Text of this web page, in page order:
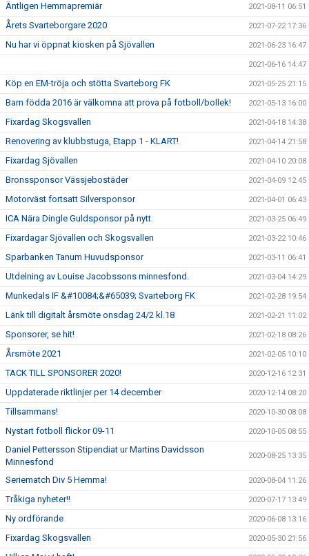
Äntligen Hemmapremiär 2021-08-11 06:51
Årets Svarteborgare 2020 2021-07-22 17:36
Nu har vi öppnat kiosken på Sjövallen 2021-06-23 16:47
2021-06-16 14:47
Köp en EM-tröja och stötta Svarteborg FK 2021-05-25 21:15
Barn födda 2016 är välkomna att prova på fotboll/bollek! 2021-05-13 16:00
Fixardag Skogsvallen 2021-04-18 14:38
Renovering av klubbstuga, Etapp 1 - KLART! 2021-04-14 21:58
Fixardag Sjövallen 2021-04-10 20:08
Bronssponsor Vässjebostäder 2021-04-09 12:45
Motorväst fortsatt Silversponsor 2021-04-01 06:43
ICA Nära Dingle Guldsponsor på nytt 2021-03-25 06:49
Fixardagar Sjövallen och Skogsvallen 2021-03-22 10:46
Sparbanken Tanum Huvudsponsor 2021-03-11 06:41
Utdelning av Louise Jacobssons minnesfond. 2021-03-04 14:29
Munkedals IF &#10084;&#65039; Svarteborg FK 2021-02-28 19:54
Länk till digitalt årsmöte onsdag 24/2 kl.18 2021-02-21 11:02
Sponsorer, se hit! 2021-02-18 08:26
Årsmöte 2021 2021-02-05 10:10
TACK TILL SPONSORER 2020! 2020-12-16 12:31
Uppdaterade riktlinjer per 14 december 2020-12-14 08:20
Tillsammans! 2020-10-30 08:08
Nystart fotboll flickor 09-11 2020-10-05 08:55
Daniel Pettersson Stipendiat ur Martins Davidsson
Minnesfond
2020-08-25 13:35
Seriematch Div 5 Hemma! 2020-08-04 11:26
Tråkiga nyheter!! 2020-07-17 13:49
Ny ordförande 2020-06-08 13:16
Fixardag Skogsvallen 2020-05-30 21:56